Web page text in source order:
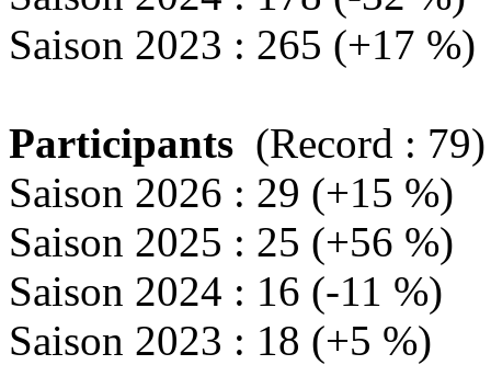
Saison 2023 : 265 (+17 %)
Participants (Record : 79)
Saison 2026 : 29 (+15 %)
Saison 2025 : 25 (+56 %)
Saison 2024 : 16 (-11 %)
Saison 2023 : 18 (+5 %)